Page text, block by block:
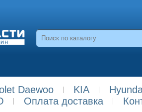
Daewoo KIA
Оплата доставка